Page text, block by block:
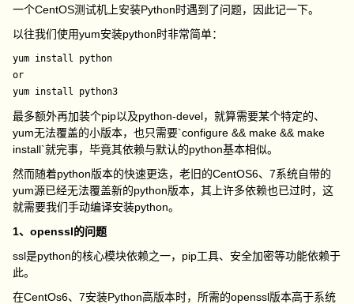
一个CentOS测试机上安装Python时遇到了问题，因此记一下。
以往我们使用yum安装python时非常简单：
yum install python
or
最多额外再加装个pip以及python-devel，就算需要某个特定的、
yum无法覆盖的小版本，也只需要`configure && make && make
install`就完事，毕竟其依赖与默认的python基本相似。
然而随着python版本的快速更迭，老旧的CentOS6、7系统自带的
yum源已经无法覆盖新的python版本，其上许多依赖也已过时，这
就需要我们手动编译安装python。
1、openssl的问题
ssl是python的核心模块依赖之一，pip工具、安全加密等功能依赖于
此。
在CentOs6、7安装Python高版本时，所需的openssl版本高于系统